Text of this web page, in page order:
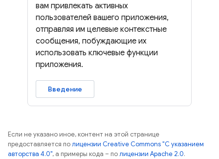
вам привлекать активных
пользователей вашего приложения,
отправляя им целевые контекстные
сообщения, побуждающие их
использовать ключевые функции
приложения.
Введение
Если не указано иное, контент на этой странице
предоставляется полицензии Creative Commons "С указанием
авторства 4.0", а примеры кода – полицензии Apache 2.0.